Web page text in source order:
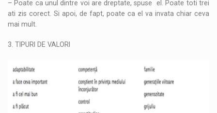
– Poate ca unul dintre voi are dreptate, spuse el. Poate toti trei
ati zis corect. Si apoi, de fapt, poate ca el va invata chiar ceva
mai mult.
3. TIPURI DE VALORI